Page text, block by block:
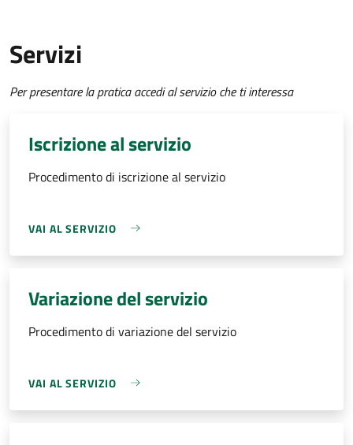
Servizi
Per presentare la pratica accedi al servizio che ti interessa
Iscrizione al servizio
Procedimento di iscrizione al servizio
VAI AL SERVIZIO
Variazione del servizio
Procedimento di variazione del servizio
VAI AL SERVIZIO